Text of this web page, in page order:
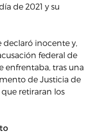
de 2021 y su
inocente y,
federal de
enfrentaba, tras una
de Justicia de
retiraran los